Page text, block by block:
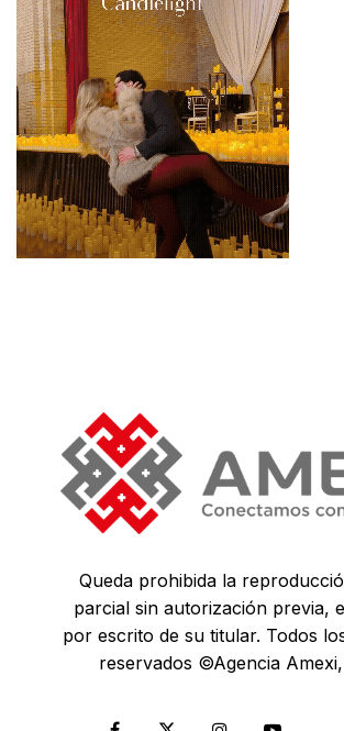
Queda prohibida la
parcial sin autorización previa,
por escrito de su titular. Todos
reservados ©Agencia